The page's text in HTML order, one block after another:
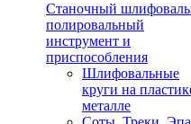
Станочный
полировальный
инструмент и
приспособления
Шлифовальные
круги на
металле